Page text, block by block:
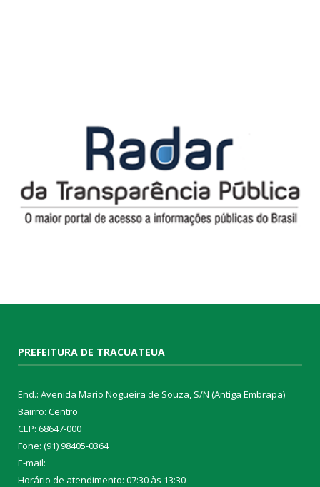
PREFEITURA DE TRACUATEUA
End.: Avenida Mario Nogueira de Souza, S/N (Antiga Embrapa)
Bairro: Centro
CEP: 68647-000
Fone: (91) 98405-0364
E-mail:
Horário de atendimento: 07:30 às 13:30